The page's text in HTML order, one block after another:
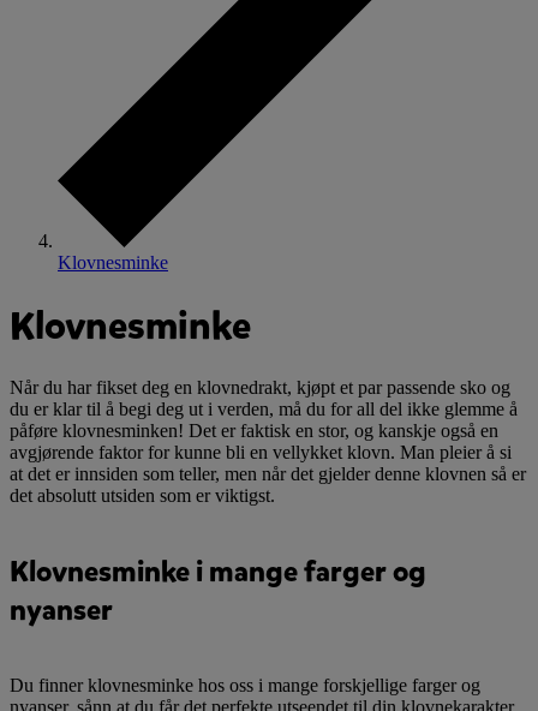
Klovnesminke
Klovnesminke
Når du har fikset deg en klovnedrakt, kjøpt et par passende sko og
du er klar til å begi deg ut i verden, må du for all del ikke glemme å
påføre klovnesminken! Det er faktisk en stor, og kanskje også en
avgjørende faktor for kunne bli en vellykket klovn. Man pleier å si
at det er innsiden som teller, men når det gjelder denne klovnen så er
det absolutt utsiden som er viktigst.
Klovnesminke i mange farger og
nyanser
Du finner klovnesminke hos oss i mange forskjellige farger og
nyanser, sånn at du får det perfekte utseendet til din klovnekarakter.